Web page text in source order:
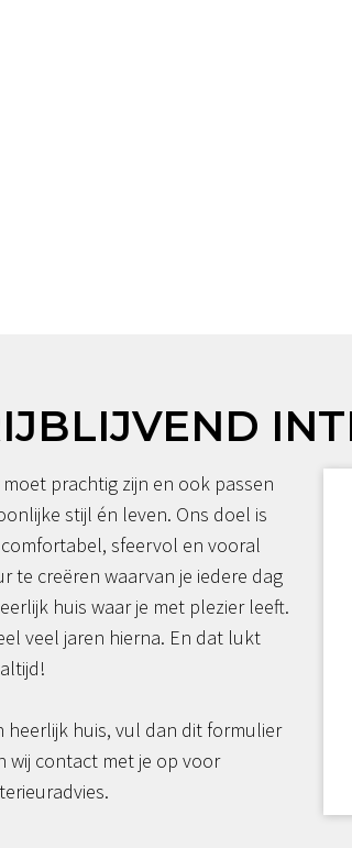
prachtig zijn en ook passen
stijl én leven. Ons doel is
sfeervol en vooral
te creëren waarvan je iedere dag
huis waar je met plezier leeft.
veel jaren hierna. En dat lukt
heerlijk huis, vul dan dit formulier
wij contact met je op voor